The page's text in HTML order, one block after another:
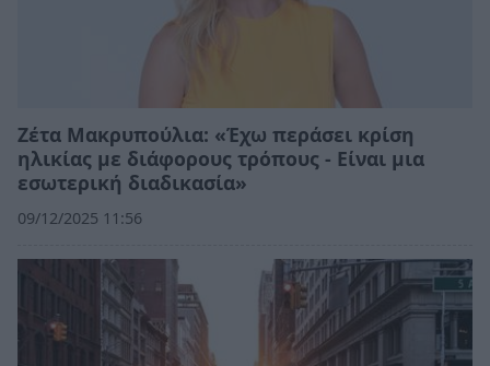
Ζέτα Μακρυπούλια: «Έχω περάσει κρίση
ηλικίας με διάφορους τρόπους - Είναι μια
εσωτερική διαδικασία»
09/12/2025 11:56